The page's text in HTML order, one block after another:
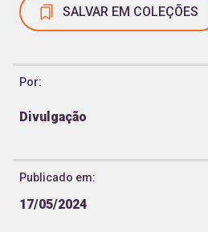
SALVAR EM COLEÇÕES
Por:
Divulgação
Publicado em:
17/05/2024